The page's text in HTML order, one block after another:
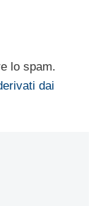
lo spam.
dai